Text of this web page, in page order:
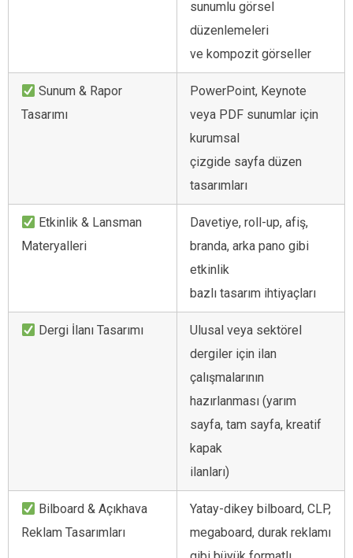
sunumlu görsel
düzenlemeleri
ve kompozit görseller
Sunum & Rapor
Tasarımı
PowerPoint, Keynote
veya PDF sunumlar için
kurumsal
çizgide sayfa düzen
tasarımları
Etkinlik & Lansman
Materyalleri
Davetiye, roll-up, afiş,
branda, arka pano gibi
etkinlik
bazlı tasarım ihtiyaçları
Dergi İlanı Tasarımı
Ulusal veya sektörel
dergiler için ilan
çalışmalarının
hazırlanması (yarım
sayfa, tam sayfa, kreatif
kapak
ilanları)
Bilboard & Açıkhava
Reklam Tasarımları
Yatay-dikey bilboard, CLP,
megaboard, durak reklamı